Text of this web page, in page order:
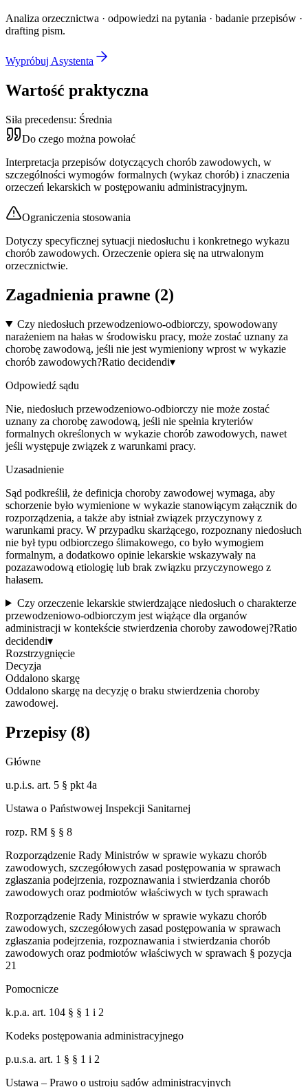
Analiza orzecznictwa · odpowiedzi na pytania · badanie przepisów ·
drafting pism.
Wypróbuj Asystenta
Wartość praktyczna
Siła precedensu: Średnia
Do czego można powołać
Interpretacja przepisów dotyczących chorób zawodowych, w
szczególności wymogów formalnych (wykaz chorób) i znaczenia
orzeczeń lekarskich w postępowaniu administracyjnym.
Ograniczenia stosowania
Dotyczy specyficznej sytuacji niedosłuchu i konkretnego wykazu
chorób zawodowych. Orzeczenie opiera się na utrwalonym
orzecznictwie.
Zagadnienia prawne (2)
Czy niedosłuch przewodzeniowo-odbiorczy, spowodowany
narażeniem na hałas w środowisku pracy, może zostać uznany za
chorobę zawodową, jeśli nie jest wymieniony wprost w wykazie
chorób zawodowych?Ratio decidendi▾
Odpowiedź sądu
Nie, niedosłuch przewodzeniowo-odbiorczy nie może zostać
uznany za chorobę zawodową, jeśli nie spełnia kryteriów
formalnych określonych w wykazie chorób zawodowych, nawet
jeśli występuje związek z warunkami pracy.
Uzasadnienie
Sąd podkreślił, że definicja choroby zawodowej wymaga, aby
schorzenie było wymienione w wykazie stanowiącym załącznik do
rozporządzenia, a także aby istniał związek przyczynowy z
warunkami pracy. W przypadku skarżącego, rozpoznany niedosłuch
nie był typu odbiorczego ślimakowego, co było wymogiem
formalnym, a dodatkowo opinie lekarskie wskazywały na
pozazawodową etiologię lub brak związku przyczynowego z
hałasem.
Czy orzeczenie lekarskie stwierdzające niedosłuch o charakterze
przewodzeniowo-odbiorczym jest wiążące dla organów
administracji w kontekście stwierdzenia choroby zawodowej?Ratio
decidendi▾
Rozstrzygnięcie
Decyzja
Oddalono skargę
Oddalono skargę na decyzję o braku stwierdzenia choroby
zawodowej.
Przepisy (8)
Główne
u.p.i.s. art. 5 § pkt 4a
Ustawa o Państwowej Inspekcji Sanitarnej
rozp. RM § § 8
Rozporządzenie Rady Ministrów w sprawie wykazu chorób
zawodowych, szczegółowych zasad postępowania w sprawach
zgłaszania podejrzenia, rozpoznawania i stwierdzania chorób
zawodowych oraz podmiotów właściwych w tych sprawach
Rozporządzenie Rady Ministrów w sprawie wykazu chorób
zawodowych, szczegółowych zasad postępowania w sprawach
zgłaszania podejrzenia, rozpoznawania i stwierdzania chorób
zawodowych oraz podmiotów właściwych w sprawach § pozycja
21
Pomocnicze
k.p.a. art. 104 § § 1 i 2
Kodeks postępowania administracyjnego
p.u.s.a. art. 1 § § 1 i 2
Ustawa – Prawo o ustroju sądów administracyjnych